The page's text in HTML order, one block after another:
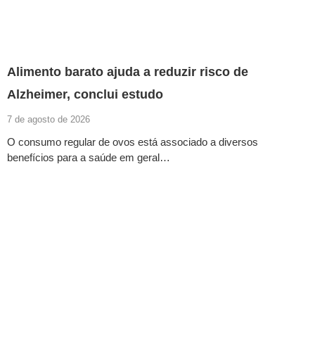
Alimento barato ajuda a reduzir risco de
Alzheimer, conclui estudo
7 de agosto de 2026
O consumo regular de ovos está associado a diversos
benefícios para a saúde em geral…